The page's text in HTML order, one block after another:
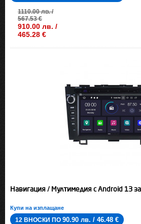
1110.00 лв. /
567.53 €
910.00 лв. /
465.28 €
Навигация / Мултимедия с Android 13
Купи на изплащане
12 ВНОСКИ ПО 90.90 лв. / 46.48 €